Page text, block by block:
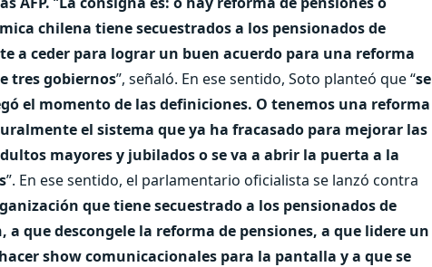
chilena tiene secuestrados a los pensionados de
a ceder para lograr un buen acuerdo para una reforma
tres gobiernos”, señaló. En ese sentido, Soto planteó que “se
el momento de las definiciones. O tenemos una reforma
el sistema que ya ha fracasado para mejorar las
mayores y jubilados o se va a abrir la puerta a la
”. En ese sentido, el parlamentario oficialista se lanzó contra
que tiene secuestrado a los pensionados de
que descongele la reforma de pensiones, a que lidere un
show comunicacionales para la pantalla y a que se